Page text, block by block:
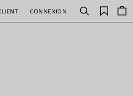
CONNEXION Rechercher